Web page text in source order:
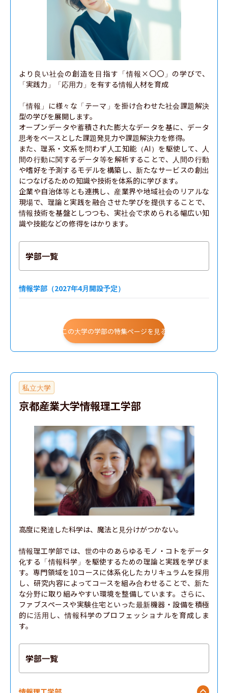
より良い社会の創造を目指す「情報×〇〇」の学びで、
「実践力」「応用力」を有する情報人材を育成
「情報」に様々な「テーマ」を掛け合わせた社会課題解決
型の学びを展開します。
オープンデータや蓄積された膨大なデータを基に、データ
思考をベースとした課題発見力や課題解決力を修得。
また、理系・文系を問わず人工知能（AI）を駆使して、人
間の行動に関するデータ等を解析することで、人間の行動
や嗜好を予測するモデルを構築し、新たなサービスの創出
につなげるための知識や技術を体系的に学びます。
企業や自治体等とも連携し、産業界や地域社会のリアルな
現場で、理論と実践を融合させた学びを提供することで、
情報技術を基盤としつつも、実社会で求められる幅広い知
学部一覧
情報学部（2027年4月開設予定）
この大学の学部の特集ページを見る
私立大学
京都産業大学情報理工学部
高度に発達した科学は、魔法と見分けがつかない。
情報理工学部では、世の中のあらゆるモノ・コトをデータ
化する「情報科学」を駆使するための理論と実践を学びま
す。専門領域を10コースに体系化したカリキュラムを採用
し、研究内容によってコースを組み合わせることで、新た
な分野に取り組みやすい環境を整備しています。さらに、
ファブスペースや実験住宅といった最新機器・設備を積極
的に活用し、情報科学のプロフェッショナルを育成しま
す。
学部一覧